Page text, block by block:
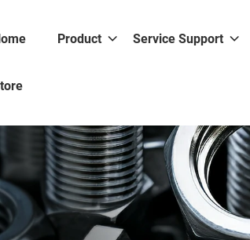
Product Service Support